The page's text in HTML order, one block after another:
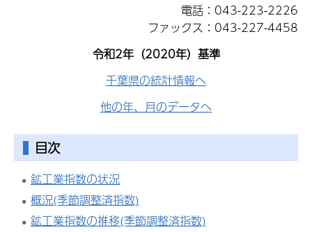
電話：043-223-2226
ファックス：043-227-4458
令和2年（2020年）基準
千葉県の統計情報へ
他の年、月のデータへ
目次
鉱工業指数の状況
概況(季節調整済指数)
鉱工業指数の推移(季節調整済指数)